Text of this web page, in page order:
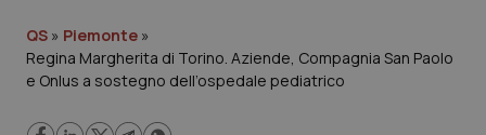
Governo e Parlamento
Regioni e Asl
QS » Piemonte »
Regina Margherita di Torino. Aziende, Compagnia San Paolo
e Onlus a sostegno dell’ospedale pediatrico